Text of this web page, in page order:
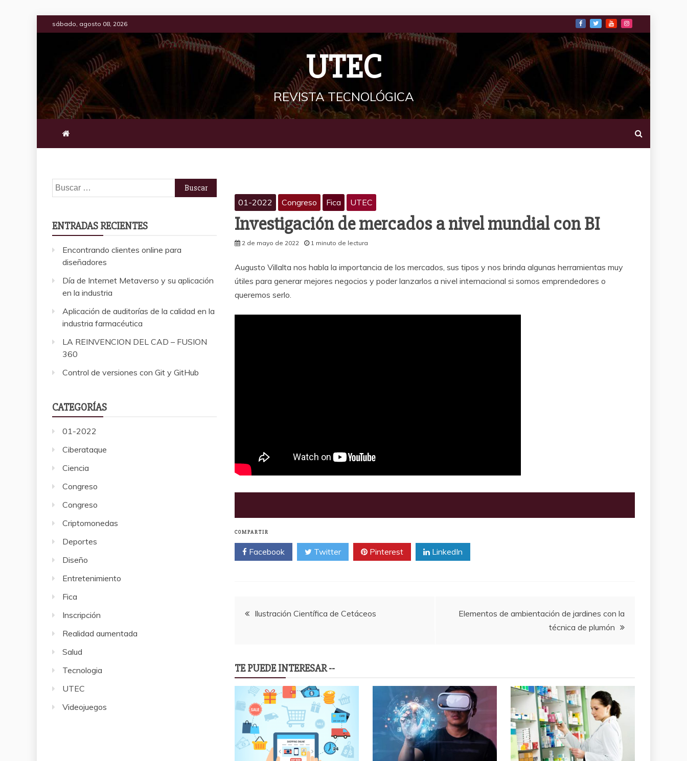
Saltar
al
sábado, agosto 08, 2026
UTEC
REVISTA TECNOLÓGICA
01-2022 Congreso Fica UTEC
Investigación de mercados a nivel mundial con BI
2 de mayo de 2022 1 minuto de lectura
Augusto Villalta nos habla la importancia de los mercados, sus tipos y nos brinda algunas herramientas muy
útiles para generar mejores negocios y poder lanzarlos a nivel internacional si somos emprendedores o
queremos serlo.
COMPARTIR
Facebook Twitter Pinterest LinkedIn
Navegación
entradas
Ilustración Científica de Cetáceos
Elementos de ambientación de jardines con la
técnica de plumón
TE PUEDE INTERESAR --
Buscar:
ENTRADAS RECIENTES
Encontrando clientes online para
diseñadores
Día de Internet Metaverso y su aplicación
en la industria
Aplicación de auditorías de la calidad en la
industria farmacéutica
LA REINVENCION DEL CAD – FUSION
360
Control de versiones con Git y GitHub
CATEGORÍAS
01-2022
Ciberataque
Ciencia
Congreso
Congreso
Criptomonedas
Deportes
Diseño
Entretenimiento
Fica
Inscripción
Realidad aumentada
Salud
Tecnologia
UTEC
Videojuegos